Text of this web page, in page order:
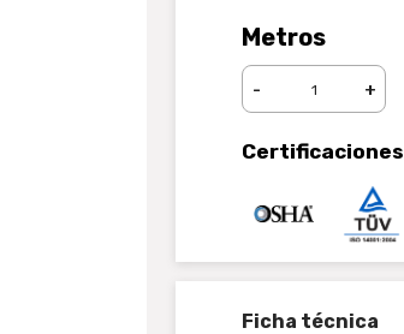
Metros
- +
Certificaciones
Ficha técnica